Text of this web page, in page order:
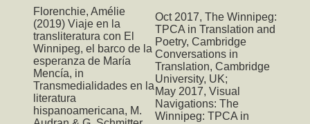
Florenchie, Amélie
(2019) Viaje en la
transliteratura con El
Winnipeg, el barco de la
esperanza de María
Mencía, in
Transmedialidades en la
literatura
hispanoamericana, M.
Oct 2017, The Winnipeg:
TPCA in Translation and
Poetry, Cambridge
Conversations in
Translation, Cambridge
University, UK;
May 2017, Visual
Navigations: The
Winnipeg: TPCA in